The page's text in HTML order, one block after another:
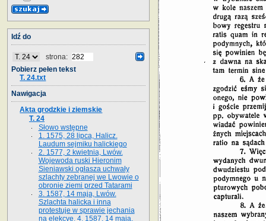
Idź do
strona:
Pobierz pełen tekst
T. 24.txt
Nawigacja
Akta grodzkie i ziemskie
T. 24
Słowo wstępne
1. 1575, 28 lipca, Halicz.
Laudum sejmiku halickiego
2. 1577, 2 kwietnia, Lwów.
Wojewoda ruski Hieronim
Sieniawski ogłasza uchwały
szlachty zebranej we Lwowie o
obronie ziemi przed Tatarami
3. 1587, 14 maja, Lwów.
Szlachta halicka i inna
protestuje w sprawie jechania
na elekcyę. 4. 1587, 14 maja,